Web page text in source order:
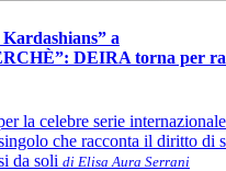
a
DEIRA torna per
la celebre serie
che racconta il diritto di
da soli di Elisa Aura Serrani